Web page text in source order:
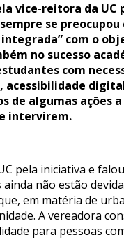
vice-reitora da UC
se
com o
no sucesso
com
de algumas ações
intervirem.
pela iniciativa e
ainda não estão
em matéria de
A vereadora
para pessoas